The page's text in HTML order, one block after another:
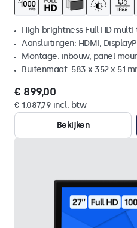
High brightness Full HD
Aansluitingen: HDMI,
Montage: inbouw, panel
Buitenmaat: 583 x 352 x 51
€ 899,00
€ 1.087,79 incl. btw
Bekijken